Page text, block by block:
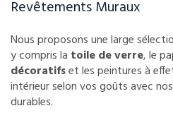
Revêtements Muraux
Nous proposons une large
y compris la toile de verre, le
décoratifset les peintures à
intérieur selon vos goûts avec
durables.